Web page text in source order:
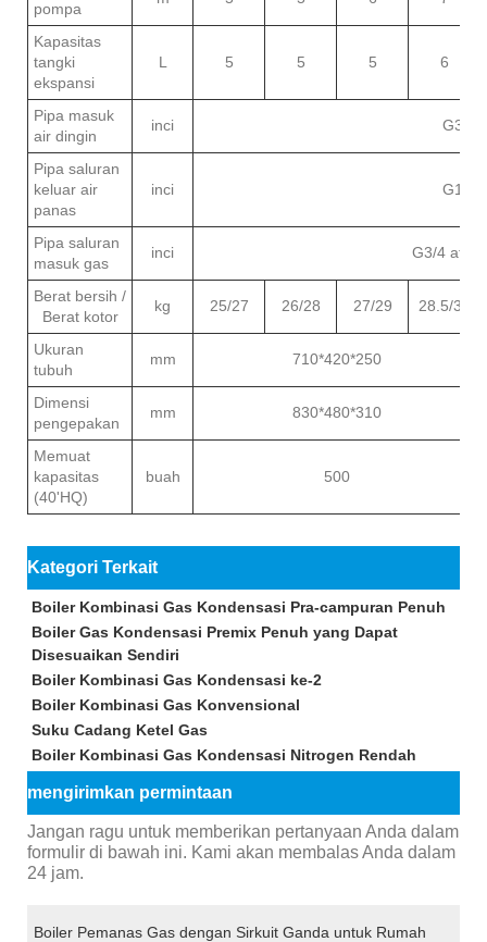
pompa
Kapasitas
tangki
ekspansi
L 5 5 5 6
Pipa masuk
air dingin
inci G3/4
Pipa saluran
keluar air
panas
inci G1/2
Pipa saluran
masuk gas
inci G3/4 atau
Berat bersih /
Berat kotor
kg 25/27 26/28 27/29 28.5/31
Ukuran
tubuh
mm 710*420*250
Dimensi
pengepakan
mm 830*480*310
Memuat
kapasitas
(40'HQ)
buah 500
Kategori Terkait
Boiler Kombinasi Gas Kondensasi Pra-campuran Penuh
Boiler Gas Kondensasi Premix Penuh yang Dapat
Disesuaikan Sendiri
Boiler Kombinasi Gas Kondensasi ke-2
Boiler Kombinasi Gas Konvensional
Suku Cadang Ketel Gas
Boiler Kombinasi Gas Kondensasi Nitrogen Rendah
mengirimkan permintaan
Jangan ragu untuk memberikan pertanyaan Anda dalam
formulir di bawah ini. Kami akan membalas Anda dalam
24 jam.